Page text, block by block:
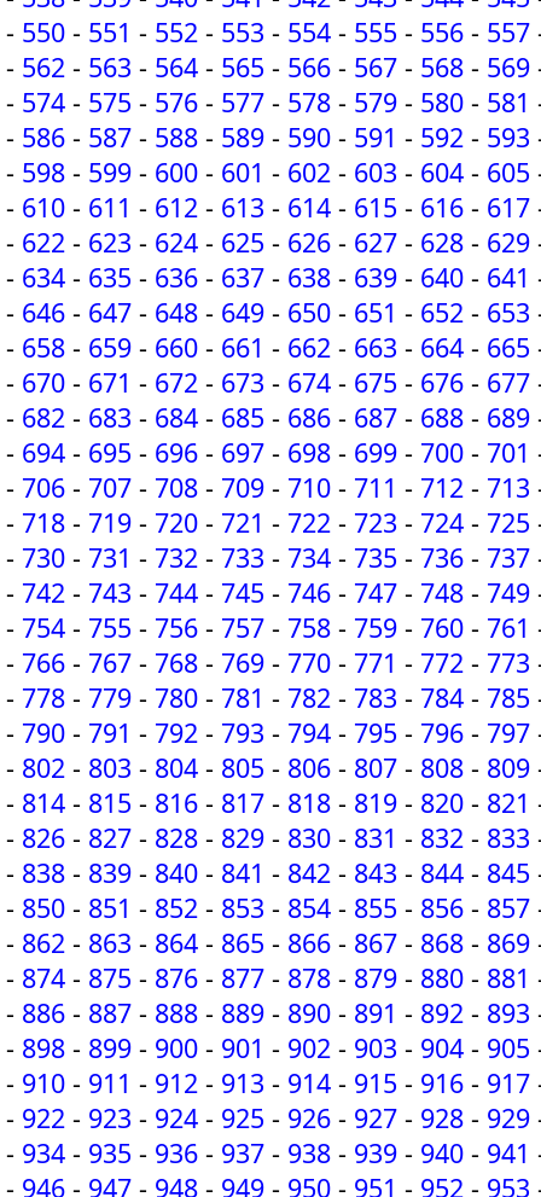
- 550 - 551 - 552 - 553 - 554 - 555 - 556 - 557
- 562 - 563 - 564 - 565 - 566 - 567 - 568 - 569
- 574 - 575 - 576 - 577 - 578 - 579 - 580 - 581
- 586 - 587 - 588 - 589 - 590 - 591 - 592 - 593
- 598 - 599 - 600 - 601 - 602 - 603 - 604 - 605
- 610 - 611 - 612 - 613 - 614 - 615 - 616 - 617
- 622 - 623 - 624 - 625 - 626 - 627 - 628 - 629
- 634 - 635 - 636 - 637 - 638 - 639 - 640 - 641
- 646 - 647 - 648 - 649 - 650 - 651 - 652 - 653
- 658 - 659 - 660 - 661 - 662 - 663 - 664 - 665
- 670 - 671 - 672 - 673 - 674 - 675 - 676 - 677
- 682 - 683 - 684 - 685 - 686 - 687 - 688 - 689
- 694 - 695 - 696 - 697 - 698 - 699 - 700 - 701
- 706 - 707 - 708 - 709 - 710 - 711 - 712 - 713
- 718 - 719 - 720 - 721 - 722 - 723 - 724 - 725
- 730 - 731 - 732 - 733 - 734 - 735 - 736 - 737
- 742 - 743 - 744 - 745 - 746 - 747 - 748 - 749
- 754 - 755 - 756 - 757 - 758 - 759 - 760 - 761
- 766 - 767 - 768 - 769 - 770 - 771 - 772 - 773
- 778 - 779 - 780 - 781 - 782 - 783 - 784 - 785
- 790 - 791 - 792 - 793 - 794 - 795 - 796 - 797
- 802 - 803 - 804 - 805 - 806 - 807 - 808 - 809
- 814 - 815 - 816 - 817 - 818 - 819 - 820 - 821
- 826 - 827 - 828 - 829 - 830 - 831 - 832 - 833
- 838 - 839 - 840 - 841 - 842 - 843 - 844 - 845
- 850 - 851 - 852 - 853 - 854 - 855 - 856 - 857
- 862 - 863 - 864 - 865 - 866 - 867 - 868 - 869
- 874 - 875 - 876 - 877 - 878 - 879 - 880 - 881
- 886 - 887 - 888 - 889 - 890 - 891 - 892 - 893
- 898 - 899 - 900 - 901 - 902 - 903 - 904 - 905
- 910 - 911 - 912 - 913 - 914 - 915 - 916 - 917
- 922 - 923 - 924 - 925 - 926 - 927 - 928 - 929
- 934 - 935 - 936 - 937 - 938 - 939 - 940 - 941
- 946 - 947 - 948 - 949 - 950 - 951 - 952 - 953